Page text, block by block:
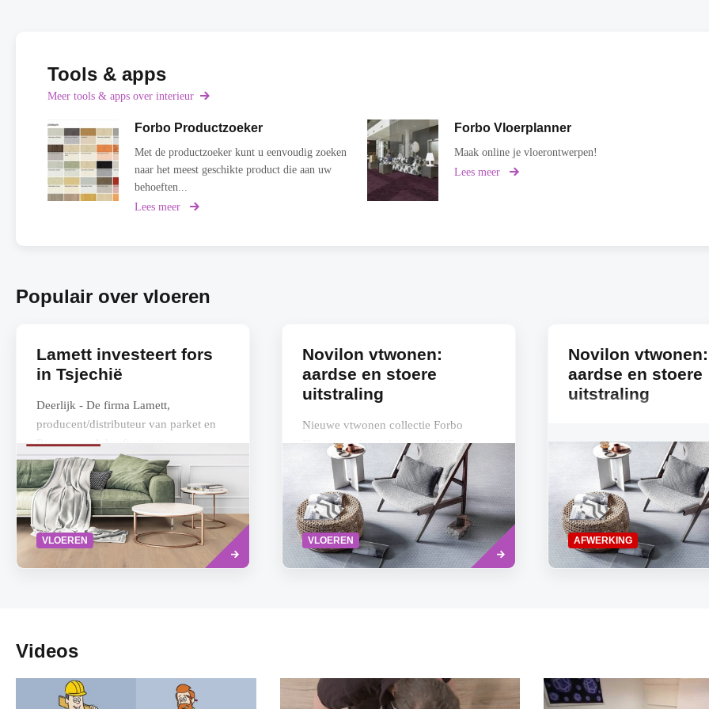
Tools & apps
Meer tools & apps over interieur
Forbo Productzoeker
Met de productzoeker kunt u eenvoudig zoeken
naar het meest geschikte product die aan uw
behoeften...
Lees meer
over
Forbo Vloerplanner
Maak online je vloerontwerpen!
Lees meer
over
Populair over vloeren
Lamett investeert fors
in Tsjechië
Deerlijk - De firma Lamett,
producent/distributeur van parket en
Parquetvinyl, heeft via zijn
dochteronderneming in Tsjechië, fors
geïnvesteerd in de...
VLOEREN
meer
Novilon vtwonen:
aardse en stoere
uitstraling
Nieuwe vtwonen collectie Forbo
Flooring helemaal ‘on trend’!Forbo
Flooring en vtwonen introduceren
deze maand de allereerste Belgische
Novilon vtwonen...
VLOEREN
Lees
meer
Novilon vtwonen:
aardse en stoere
uitstraling
AFWERKING
Videos